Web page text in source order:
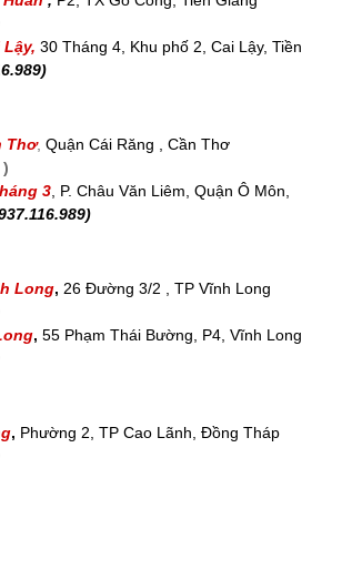
Lậy, 30 Tháng 4, Khu phố 2, Cai Lậy, Tiền
Thơ, Quận Cái Răng , Cần Thơ
3, P. Châu Văn Liêm, Quận Ô Môn,
Long, 26 Đường 3/2 , TP Vĩnh Long
, 55 Phạm Thái Bường, P4, Vĩnh Long
, Phường 2, TP Cao Lãnh, Đồng Tháp